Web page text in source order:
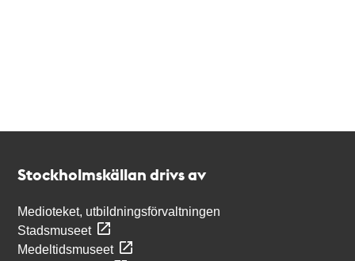
Stockholmskällan drivs av
Medioteket, utbildningsförvaltningen
Stadsmuseet
Medeltidsmuseet